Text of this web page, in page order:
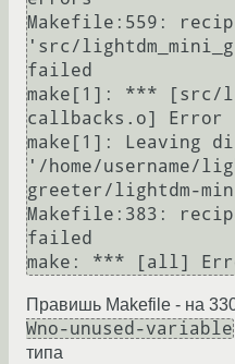
Makefile:559:
'src/
failed
make[1]: *** [src/
callbacks.o] Error
make[1]: Leaving
'/home/username/
greeter/lightdm-
Makefile:383:
failed
Правишь Makefile - на
Wno-unused-variable
типа